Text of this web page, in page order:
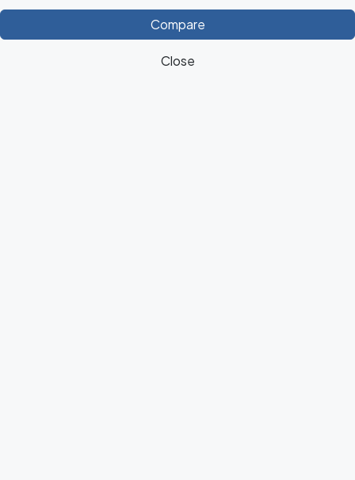
Compare
Close